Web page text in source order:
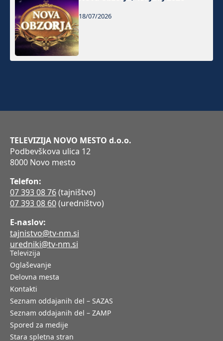
18/07/2026
TELEVIZIJA NOVO MESTO d.o.o.
Podbevškova ulica 12
8000 Novo mesto
Telefon:
07 393 08 76(tajništvo)
07 393 08 60(uredništvo)
E-naslov:
tajnistvo@tv-nm.si
uredniki@tv-nm.si
Televizija
Oglaševanje
Delovna mesta
Kontakti
Seznam oddajanih del – SAZAS
Seznam oddajanih del – ZAMP
Spored za medije
Stara spletna stran